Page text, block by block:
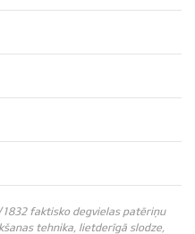
1832 faktisko degvielas patēriņu
tehnika, lietderīgā slodze,